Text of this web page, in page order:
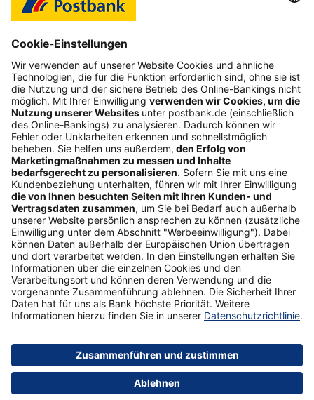
Sicherheit
Umfrage
Versicherung
Wertpapiere
Folgen Sie uns
Postbank Newsletter
E-Mail-Adresse Abonnieren
Datenschutz